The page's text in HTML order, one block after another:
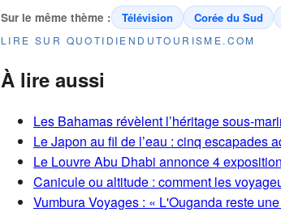
Sur le même thème : Télévision Corée du Sud
LIRE SUR QUOTIDIENDUTOURISME.COM
À lire aussi
Les Bahamas révèlent l’héritage sous-
Le Japon au fil de l’eau : cinq escapades
Le Louvre Abu Dhabi annonce 4
Canicule ou altitude : comment les
Vumbura Voyages : « L'Ouganda reste